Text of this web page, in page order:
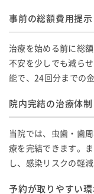
事前の総額費用提
治療を始める前に総
不安を少しでも減ら
能で、24回分までの
院内完結の治療体制
当院では、虫歯・歯
療を完結できます。
し、感染リスクの軽
予約が取りやすい環